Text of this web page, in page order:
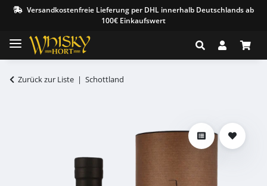
Versandkostenfreie Lieferung per DHL innerhalb Deutschlands ab
100€ Einkaufswert
Zurück zur Liste Schottland